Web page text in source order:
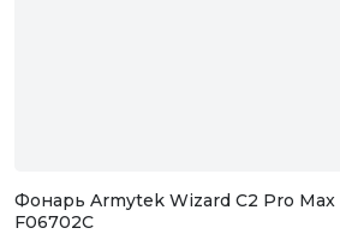
Фонарь Armytek Wizard C2 Pro Max
F06702C